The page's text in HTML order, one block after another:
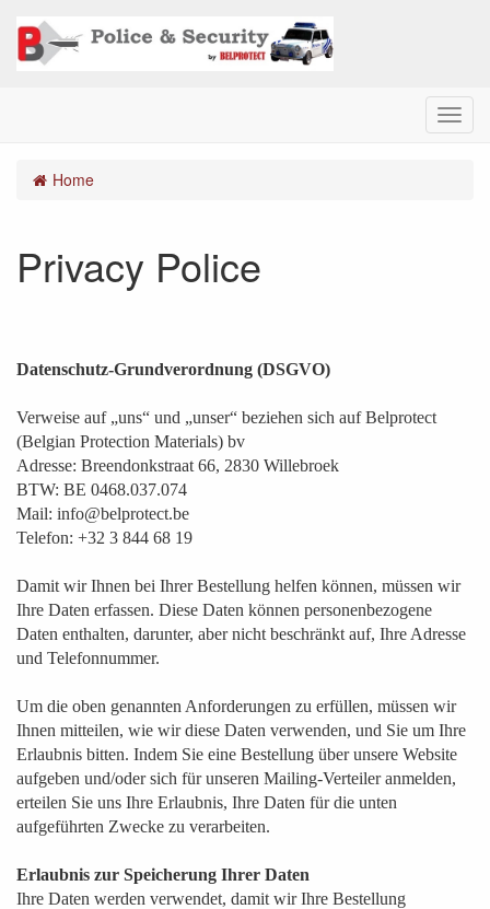
M
e
Home
Privacy Police
Datenschutz-Grundverordnung (DSGVO)
Verweise auf „uns“ und „unser“ beziehen sich auf Belprotect
(Belgian Protection Materials) bv
Adresse: Breendonkstraat 66, 2830 Willebroek
BTW: BE 0468.037.074
Mail: info@belprotect.be
Telefon: +32 3 844 68 19
Damit wir Ihnen bei Ihrer Bestellung helfen können, müssen wir
Ihre Daten erfassen. Diese Daten können personenbezogene
Daten enthalten, darunter, aber nicht beschränkt auf, Ihre Adresse
und Telefonnummer.
Um die oben genannten Anforderungen zu erfüllen, müssen wir
Ihnen mitteilen, wie wir diese Daten verwenden, und Sie um Ihre
Erlaubnis bitten. Indem Sie eine Bestellung über unsere Website
aufgeben und/oder sich für unseren Mailing-Verteiler anmelden,
erteilen Sie uns Ihre Erlaubnis, Ihre Daten für die unten
aufgeführten Zwecke zu verarbeiten.
Erlaubnis zur Speicherung Ihrer Daten
Ihre Daten werden verwendet, damit wir Ihre Bestellung